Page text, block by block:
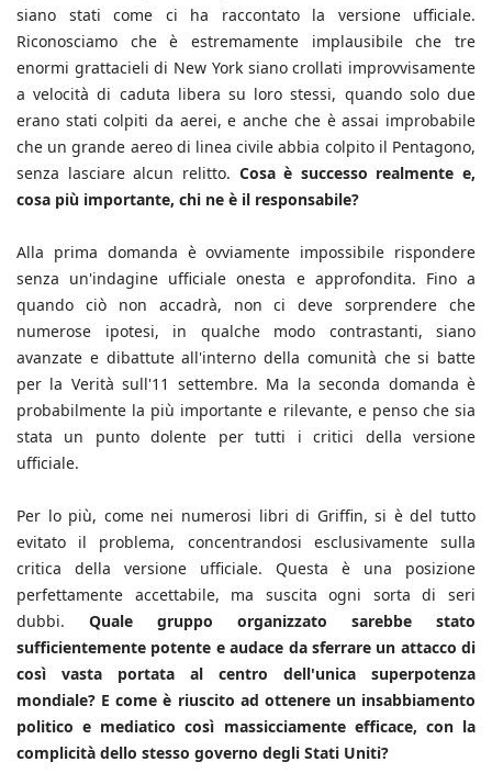
siano stati come ci ha raccontato la versione ufficiale.
Riconosciamo che è estremamente implausibile che tre
enormi grattacieli di New York siano crollati improvvisamente
a velocità di caduta libera su loro stessi, quando solo due
erano stati colpiti da aerei, e anche che è assai improbabile
che un grande aereo di linea civile abbia colpito il Pentagono,
senza lasciare alcun relitto. Cosa è successo realmente e,
cosa più importante, chi ne è il responsabile?
Alla prima domanda è ovviamente impossibile rispondere
senza un'indagine ufficiale onesta e approfondita. Fino a
quando ciò non accadrà, non ci deve sorprendere che
numerose ipotesi, in qualche modo contrastanti, siano
avanzate e dibattute all'interno della comunità che si batte
per la Verità sull'11 settembre. Ma la seconda domanda è
probabilmente la più importante e rilevante, e penso che sia
stata un punto dolente per tutti i critici della versione
ufficiale.
Per lo più, come nei numerosi libri di Griffin, si è del tutto
evitato il problema, concentrandosi esclusivamente sulla
critica della versione ufficiale. Questa è una posizione
perfettamente accettabile, ma suscita ogni sorta di seri
dubbi. Quale gruppo organizzato sarebbe stato
sufficientemente potente e audace da sferrare un attacco di
così vasta portata al centro dell'unica superpotenza
mondiale? E come è riuscito ad ottenere un insabbiamento
politico e mediatico così massicciamente efficace, con la
complicità dello stesso governo degli Stati Uniti?